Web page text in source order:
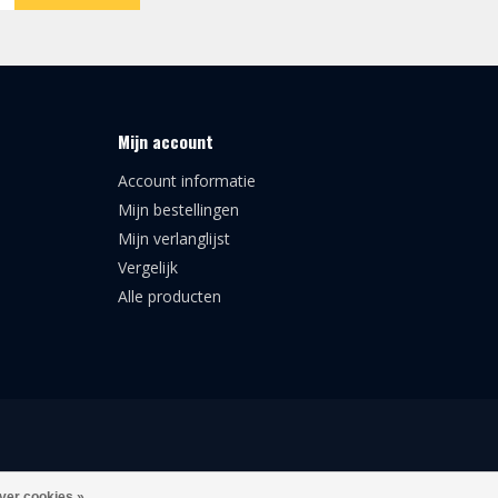
Mijn account
Account informatie
Mijn bestellingen
Mijn verlanglijst
Vergelijk
Alle producten